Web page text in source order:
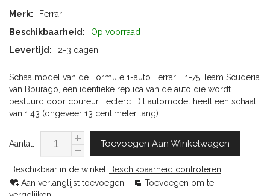
Merk:
Ferrari
Beschikbaarheid:
Op voorraad
Levertijd:
2-3 dagen
Schaalmodel van de Formule 1-auto Ferrari F1-75 Team Scuderia
van Bburago, een identieke replica van de auto die wordt
bestuurd door coureur Leclerc. Dit automodel heeft een schaal
van 1:43 (ongeveer 13 centimeter lang).
Aantal: Toevoegen Aan Winkelwagen
Beschikbaar in de winkel: Beschikbaarheid controleren
Aan verlanglijst toevoegen
Toevoegen om te